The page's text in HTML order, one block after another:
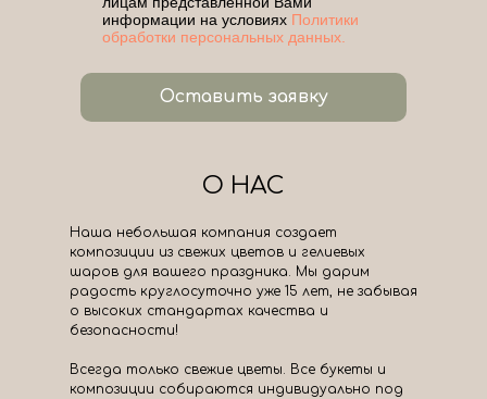
информации на условиях Политики
обработки персональных данных.
Оставить заявку
О НАС
Наша небольшая компания создает
композиции из свежих цветов и гелиевых
шаров для вашего праздника. Мы дарим
радость круглосуточно уже 15 лет, не забывая
о высоких стандартах качества и
безопасности!
Всегда только свежие цветы. Все букеты и
композиции собираются индивидуально под